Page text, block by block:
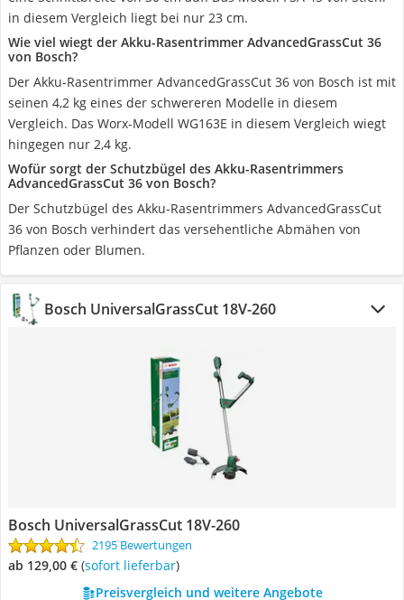
in diesem Vergleich liegt bei nur 23 cm.
Wie viel wiegt der Akku-Rasentrimmer AdvancedGrassCut 36
von Bosch?
Der Akku-Rasentrimmer AdvancedGrassCut 36 von Bosch ist mit
seinen 4,2 kg eines der schwereren Modelle in diesem
Vergleich. Das Worx-Modell WG163E in diesem Vergleich wiegt
hingegen nur 2,4 kg.
Wofür sorgt der Schutzbügel des Akku-Rasentrimmers
AdvancedGrassCut 36 von Bosch?
Der Schutzbügel des Akku-Rasentrimmers AdvancedGrassCut
36 von Bosch verhindert das versehentliche Abmähen von
Pflanzen oder Blumen.
Bosch UniversalGrassCut 18V-260
Bosch UniversalGrassCut 18V-260
2195 Bewertungen
ab 129,00 € ( Sofort lieferbar)
Preisvergleich und weitere Angebote